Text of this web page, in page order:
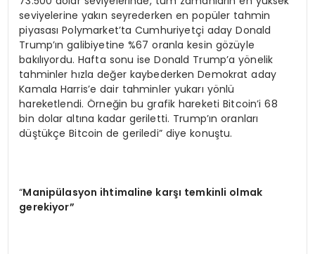
seviyelerine yakın seyrederken en popüler tahmin
piyasası Polymarket’ta Cumhuriyetçi aday Donald
Trump’ın galibiyetine %67 oranla kesin gözüyle
bakılıyordu. Hafta sonu ise Donald Trump’a yönelik
tahminler hızla değer kaybederken Demokrat aday
Kamala Harris’e dair tahminler yukarı yönlü
hareketlendi. Örneğin bu grafik hareketi Bitcoin’i 68
bin dolar altına kadar geriletti. Trump’ın oranları
düştükçe Bitcoin de geriledi” diye konuştu.
“Manipülasyon ihtimaline karşı temkinli olmak
gerekiyor”